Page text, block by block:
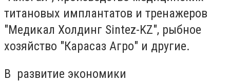
титановых имплантатов и тренажеров
"Медикал Холдинг Sintez-KZ", рыбное
хозяйство "Карасаз Агро" и другие.
В развитие экономики